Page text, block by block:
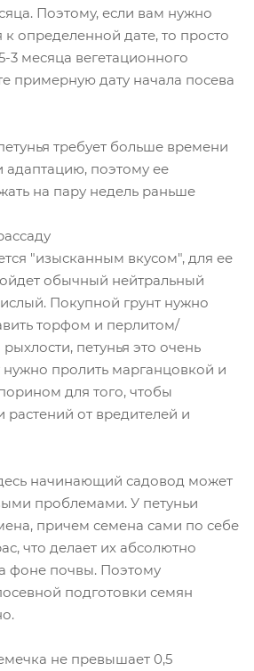
Поэтому, если вам нужно
к определенной дате, то просто
3 месяца вегетационного
примерную дату начала посева
требует больше времени
адаптацию, поэтому ее
на пару недель раньше
"изысканным вкусом", для ее
обычный нейтральный
Покупной грунт нужно
торфом и перлитом/
петунья это очень
нужно пролить марганцовкой и
для того, чтобы
растений от вредителей и
начинающий садовод может
проблемами. У петуньи
причем семена сами по себе
что делает их абсолютно
фоне почвы. Поэтому
подготовки семян
не превышает 0,5